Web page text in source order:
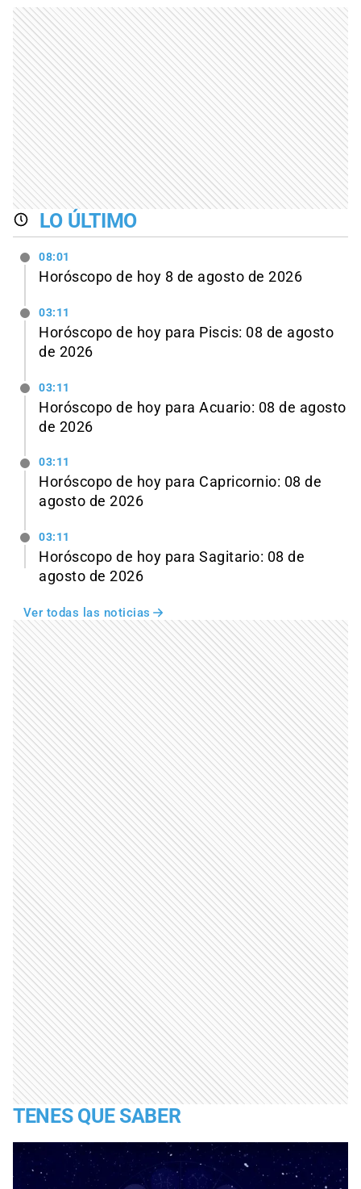
LO ÚLTIMO
08:01
Horóscopo de hoy 8 de agosto de 2026
03:11
Horóscopo de hoy para Piscis: 08 de agosto
de 2026
03:11
Horóscopo de hoy para Acuario: 08 de agosto
de 2026
03:11
Horóscopo de hoy para Capricornio: 08 de
agosto de 2026
03:11
Horóscopo de hoy para Sagitario: 08 de
agosto de 2026
Ver todas las noticias
TENES QUE SABER